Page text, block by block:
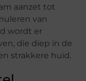
aanzet tot
van
wordt er
die diep in de
strakkere huid.